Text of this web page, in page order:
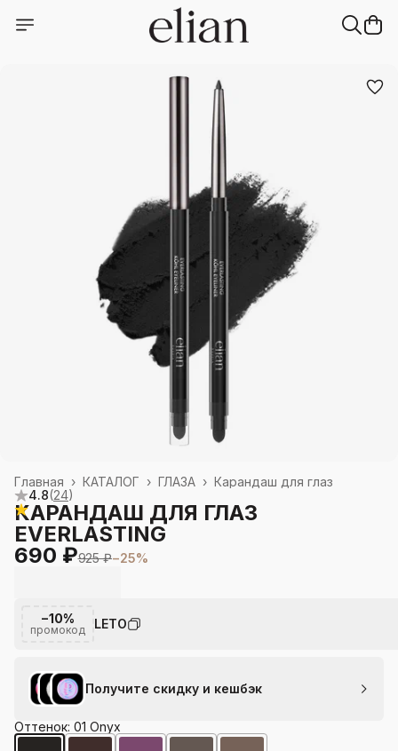
Карандаш для глаз
ГЛАЗА ›
КАТАЛОГ ›
Главная ›
4.8(24)
КАРАНДАШ ДЛЯ ГЛАЗ
EVERLASTING
690 ₽925 ₽−25%
−10%
промокод LETO
Получите скидку и кешбэк
Оттенок: 01 Onyx